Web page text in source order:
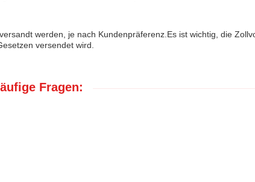
werden, je nach Kundenpräferenz.Es ist wichtig, die
versendet wird.
Fragen: